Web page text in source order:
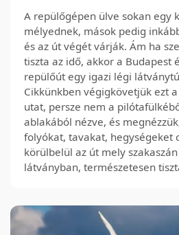
A repülőgépen ülve sokan egy
mélyednek, mások pedig
és az út végét várják. Ám ha
tiszta az idő, akkor a Budapest
repülőút egy igazi légi
Cikkünkben végigkövetjük ezt
utat, persze nem a
ablakából nézve, és
folyókat, tavakat, hegységeket
körülbelül az út mely
látványban, természetesen